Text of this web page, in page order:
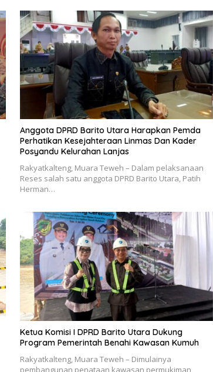
Anggota DPRD Barito Utara Harapkan Pemda
Perhatikan Kesejahteraan Linmas Dan Kader
Posyandu Kelurahan Lanjas
Rakyatkalteng, Muara Teweh – Dalam pelaksanaan
Reses salah satu anggota DPRD Barito Utara, Patih
Herman…
Ketua Komisi I DPRD Barito Utara Dukung
Program Pemerintah Benahi Kawasan Kumuh
Rakyatkalteng, Muara Teweh – Dimulainya
pembangunan penataan kawasan permukiman